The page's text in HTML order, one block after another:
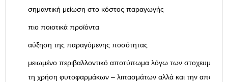
σημαντική μείωση στο κόστος παραγωγής
πιο ποιοτικά προϊόντα
αύξηση της παραγόμενης ποσότητας
μειωμένο περιβαλλοντικό αποτύπωμα λόγω των
τη χρήση φυτοφαρμάκων – λιπασμάτων αλλά και την